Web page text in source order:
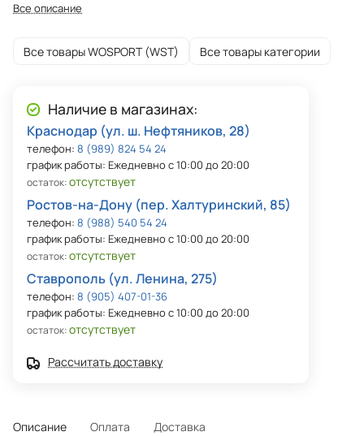
Все описание
Все товары WOSPORT (WST) Все товары категории
Наличие в магазинах:
Краснодар (ул. ш. Нефтяников, 28)
телефон: 8 (989) 824 54 24
график работы: Ежедневно с 10:00 до 20:00
остаток:отсутствует
Ростов-на-Дону (пер. Халтуринский, 85)
телефон: 8 (988) 540 54 24
график работы: Ежедневно с 10:00 до 20:00
остаток:отсутствует
Ставрополь (ул. Ленина, 275)
телефон: 8 (905) 407-01-36
график работы: Ежедневно с 10:00 до 20:00
остаток:отсутствует
Рассчитать доставку
Описание Оплата Доставка